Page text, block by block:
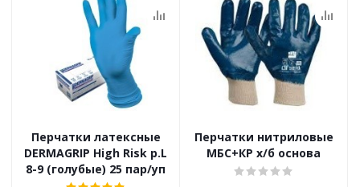
Перчатки латексные
DERMAGRIP High Risk р.L
8-9 (голубые) 25 пар/уп
Перчатки нитриловые
МБС+КР х/б основа